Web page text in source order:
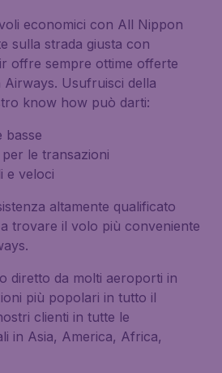
economici con All Nippon
sulla strada giusta con
offre sempre ottime offerte
Usufruisci della
know how può darti:
basse
le transazioni
e veloci
altamente qualificato
trovare il volo più conveniente
diretto da molti aeroporti in
più popolari in tutto il
clienti in tutte le
in Asia, America, Africa,